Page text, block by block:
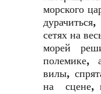
морского
сетях на
морей
полемике,
вилы,
на сцене,